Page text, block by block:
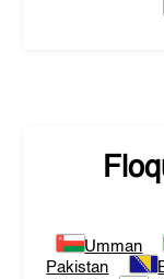
Umman
Pakistan